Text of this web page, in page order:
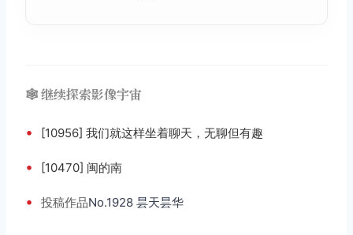
🕸️ 继续探索影像宇宙
• [10956] 我们就这样坐着聊天，无聊但有趣
• [10470] 闽的南
• 投稿作品No.1928 昙天昙华